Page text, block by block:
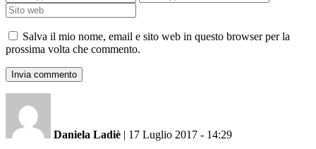
Salva il mio nome, email e sito web in questo browser per la
prossima volta che commento.
Daniela Ladiè | 17 Luglio 2017 - 14:29